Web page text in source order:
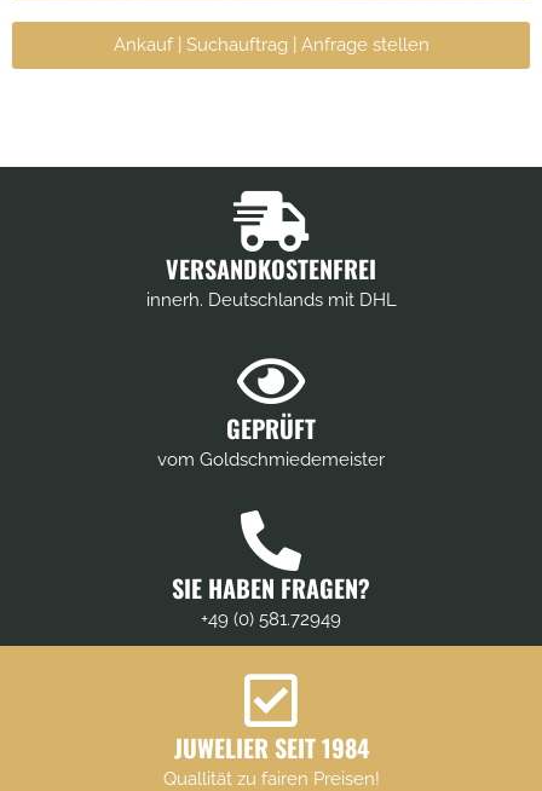
Ankauf | Suchauftrag | Anfrage stellen
VERSANDKOSTENFREI
innerh. Deutschlands mit DHL
GEPRÜFT
vom Goldschmiedemeister
SIE HABEN FRAGEN?
+49 (0) 581.72949
JUWELIER SEIT 1984
Quallität zu fairen Preisen!